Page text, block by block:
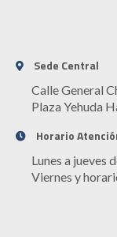
Sede Central
Calle General
Plaza Yehuda
Horario
Lunes a jueves
Viernes y